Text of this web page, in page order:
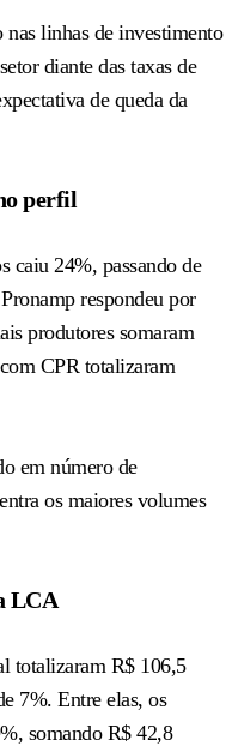
linhas de investimento
diante das taxas de
de queda da
perfil
caiu 24%, passando de
respondeu por
produtores somaram
CPR totalizaram
em número de
os maiores volumes
LCA
totalizaram R$ 106,5
7%. Entre elas, os
somando R$ 42,8